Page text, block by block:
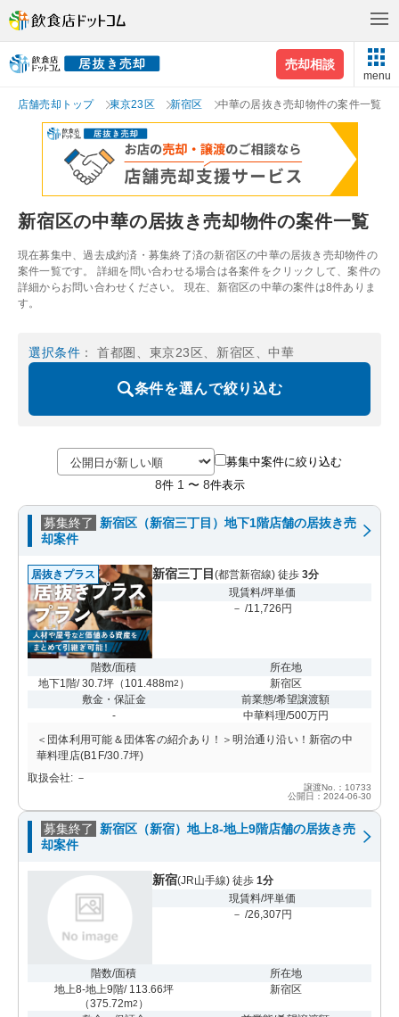
売却相談
menu
店舗売却トップ 東京23区 新宿区 中華の居抜き売却物件の案件一覧
新宿区の中華の居抜き売却物件の案件一覧
現在募集中、過去成約済・募集終了済の新宿区の中華の居抜き売却物件の
案件一覧です。 詳細を問い合わせる場合は各案件をクリックして、案件の
詳細からお問い合わせください。 現在、新宿区の中華の案件は8件ありま
す。
選択条件 ： 首都圏、東京23区、新宿区、中華
条件を選んで絞り込む
募集中案件に絞り込む
8件 1 〜 8件表示
募集終了
新宿区（新宿三丁目）地下1階店舗の居抜き売
却案件
居抜きプラス 新宿三丁目 (都営新宿線) 徒歩 3分
現賃料/坪単価
－ /11,726円
階数/面積
地下1階/ 30.7坪（ 101.488m2 ）
所在地
新宿区
敷金・保証金
-
前業態/希望譲渡額
中華料理/500万円
＜団体利用可能＆団体客の紹介あり！＞明治通り沿い！新宿の中
華料理店(B1F/30.7坪)
取扱会社: －
譲渡No.：10733
公開日：2024-06-30
募集終了
新宿区（新宿）地上8-地上9階店舗の居抜き売
却案件
新宿(JR山手線) 徒歩 1分
現賃料/坪単価
－ /26,307円
階数/面積
地上8-地上9階/ 113.66坪
（375.72m2 ）
所在地
新宿区